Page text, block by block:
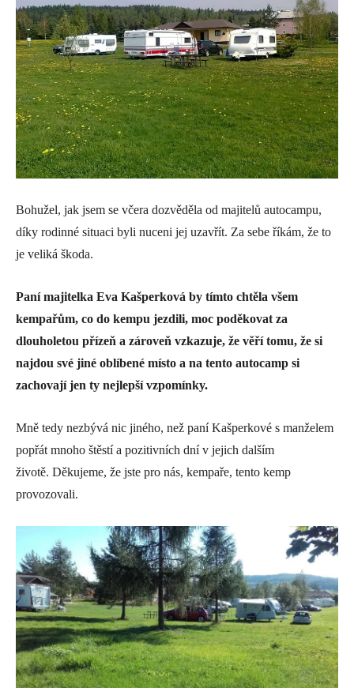
Bohužel, jak jsem se včera dozvěděla od majitelů autocampu,
díky rodinné situaci byli nuceni jej uzavřít. Za sebe říkám, že to
je veliká škoda.
Paní majitelka Eva Kašperková by tímto chtěla všem
kempařům, co do kempu jezdili, moc poděkovat za
dlouholetou přízeň a zároveň vzkazuje, že věří tomu, že si
najdou své jiné oblíbené místo a na tento autocamp si
zachovají jen ty nejlepší vzpomínky.
Mně tedy nezbývá nic jiného, než paní Kašperkové s manželem
popřát mnoho štěstí a pozitivních dní v jejich dalším
životě. Děkujeme, že jste pro nás, kempaře, tento kemp
provozovali.